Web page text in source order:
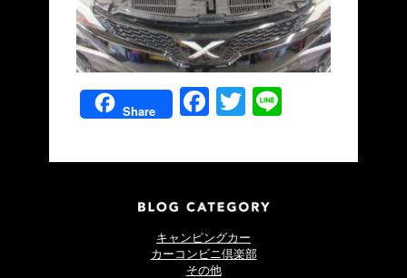
Share
FacebookTwitter
キャンピングカー
カーコンビニ倶楽部
その他